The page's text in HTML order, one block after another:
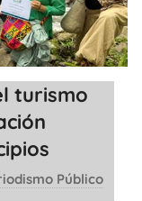
turismo
Público